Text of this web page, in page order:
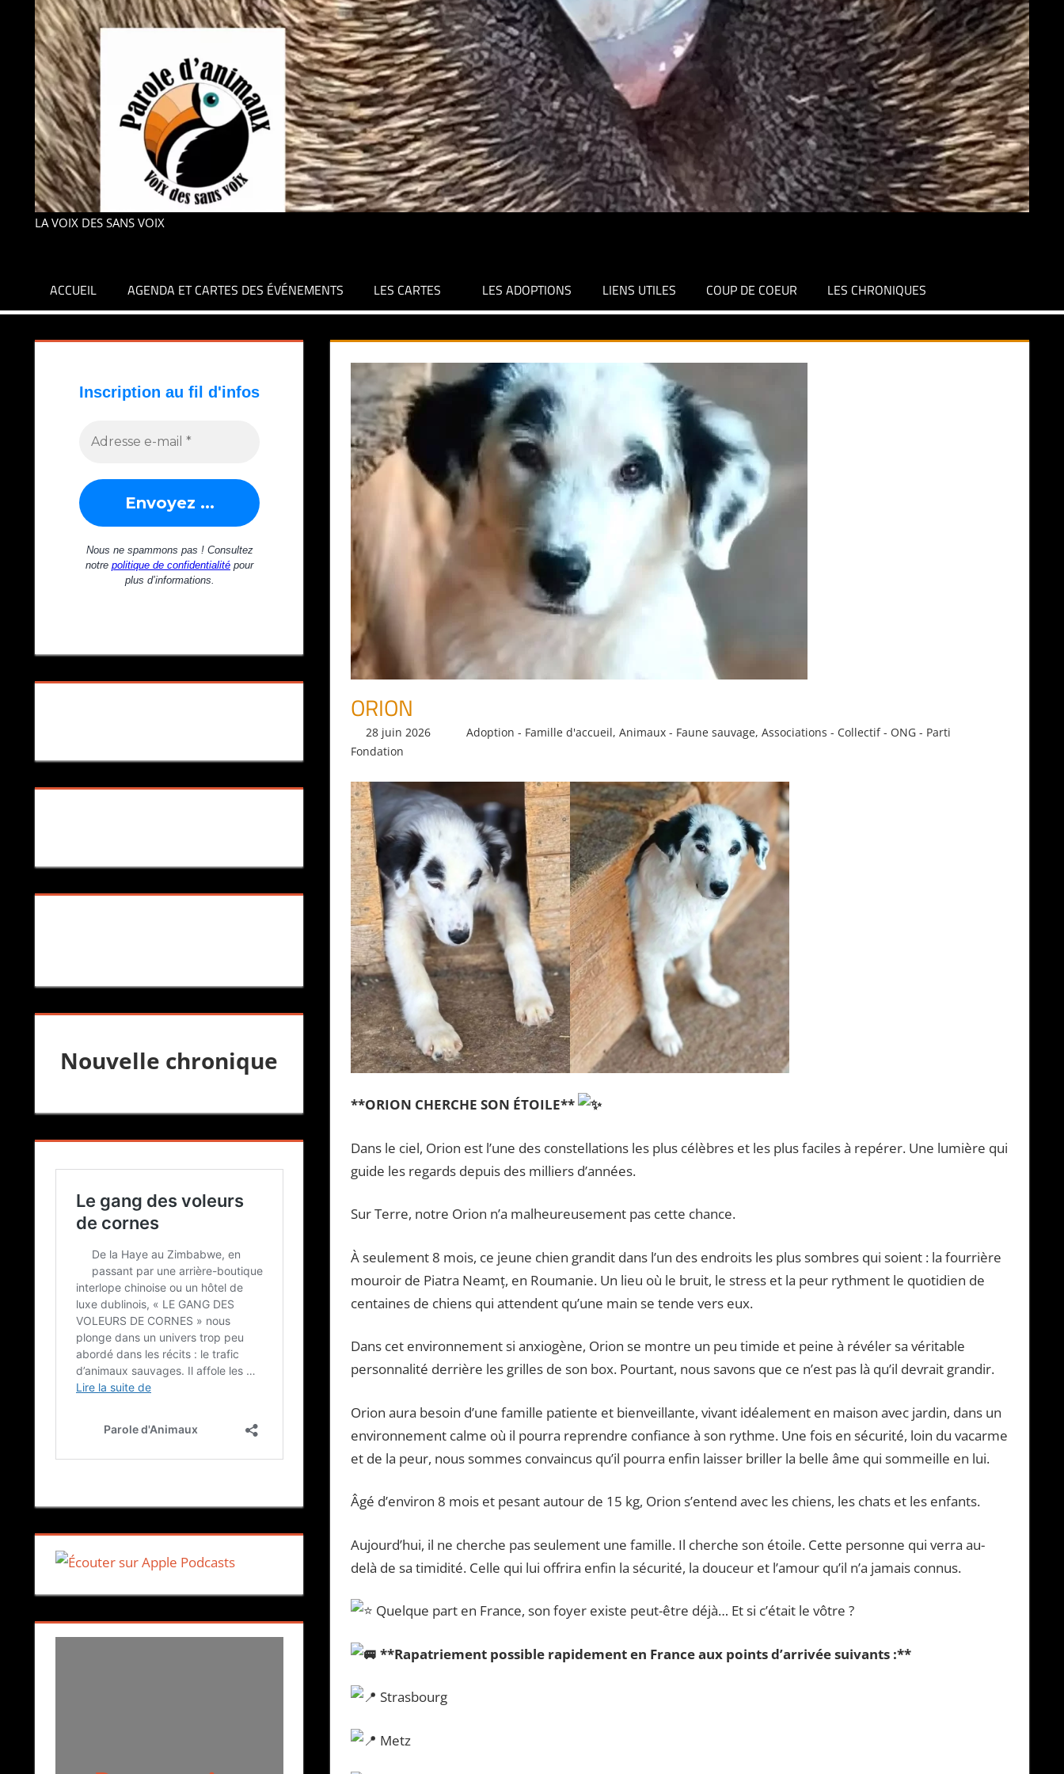
LA VOIX DES SANS VOIX
ACCUEIL AGENDA ET CARTES DES ÉVÉNEMENTS LES CARTES LES ADOPTIONS LIENS UTILES COUP DE COEUR LES CHRONIQUES
ORION
28 juin 2026 Daniel
Adoption - Famille d'accueil, Animaux - Faune sauvage, Associations - Collectif - ONG - Parti
Fondation
**ORION CHERCHE SON ÉTOILE**
Dans le ciel, Orion est l’une des constellations les plus célèbres et les plus faciles à repérer. Une lumière qui
guide les regards depuis des milliers d’années.
Sur Terre, notre Orion n’a malheureusement pas cette chance.
À seulement 8 mois, ce jeune chien grandit dans l’un des endroits les plus sombres qui soient : la fourrière
mouroir de Piatra Neamț, en Roumanie. Un lieu où le bruit, le stress et la peur rythment le quotidien de
centaines de chiens qui attendent qu’une main se tende vers eux.
Dans cet environnement si anxiogène, Orion se montre un peu timide et peine à révéler sa véritable
personnalité derrière les grilles de son box. Pourtant, nous savons que ce n’est pas là qu’il devrait grandir.
Orion aura besoin d’une famille patiente et bienveillante, vivant idéalement en maison avec jardin, dans un
environnement calme où il pourra reprendre confiance à son rythme. Une fois en sécurité, loin du vacarme
et de la peur, nous sommes convaincus qu’il pourra enfin laisser briller la belle âme qui sommeille en lui.
Âgé d’environ 8 mois et pesant autour de 15 kg, Orion s’entend avec les chiens, les chats et les enfants.
Aujourd’hui, il ne cherche pas seulement une famille. Il cherche son étoile. Cette personne qui verra au-
delà de sa timidité. Celle qui lui offrira enfin la sécurité, la douceur et l’amour qu’il n’a jamais connus.
Quelque part en France, son foyer existe peut-être déjà… Et si c’était le vôtre ?
**Rapatriement possible rapidement en France aux points d’arrivée suivants :**
Strasbourg
Metz
Nouvelle chronique